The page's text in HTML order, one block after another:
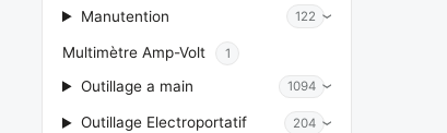
Manutention 122
Multimètre Amp-Volt 1
Outillage a main 1094
Outillage Electroportatif 204